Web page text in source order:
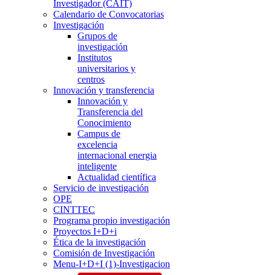
Investigador (CAIT)
Calendario de Convocatorias
Investigación
Grupos de
investigación
Institutos
universitarios y
centros
Innovación y transferencia
Innovación y
Transferencia del
Conocimiento
Campus de
excelencia
internacional energia
inteligente
Actualidad científica
Servicio de investigación
OPE
CINTTEC
Programa propio investigación
Proyectos I+D+i
Ética de la investigación
Comisión de Investigación
Menu-I+D+I (1)-Investigacion